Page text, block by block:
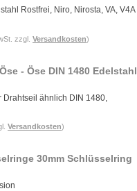
Rostfrei, Niro, Nirosta, VA, V4A
zzgl. Versandkosten)
- Öse DIN 1480 Edelstahl
Drahtseil ähnlich DIN 1480,
Versandkosten)
30mm Schlüsselring